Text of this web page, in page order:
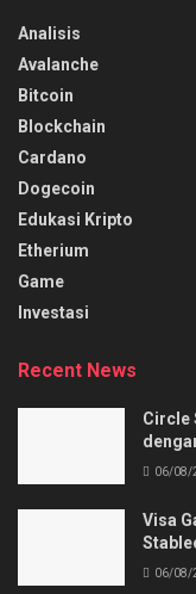
Analisis
Avalanche
Bitcoin
Blockchain
Cardano
Dogecoin
Edukasi Kripto
Etherium
Game
Investasi
Recent News
Circle
06/08/
Visa
06/08/